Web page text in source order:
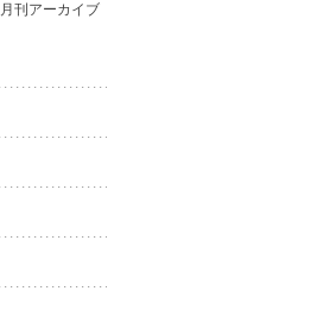
月刊アーカイブ